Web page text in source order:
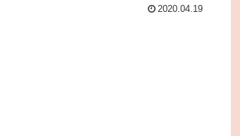
2020.04.19